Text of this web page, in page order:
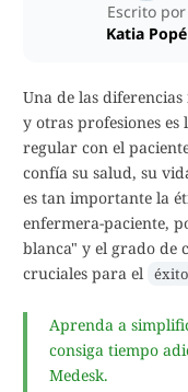
Escrito por
Katia Popé
Una de las
y otras profesiones
regular con el
confía su salud, su
es tan importante la
enfermera-paciente,
blanca" y el grado de
cruciales para el
Aprenda a
consiga tiempo
Medesk.